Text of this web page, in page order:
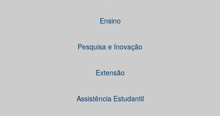
Ensino
Pesquisa e Inovação
Extensão
Assistência Estudantil